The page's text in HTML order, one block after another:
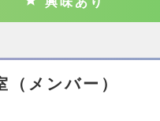
（メンバー）